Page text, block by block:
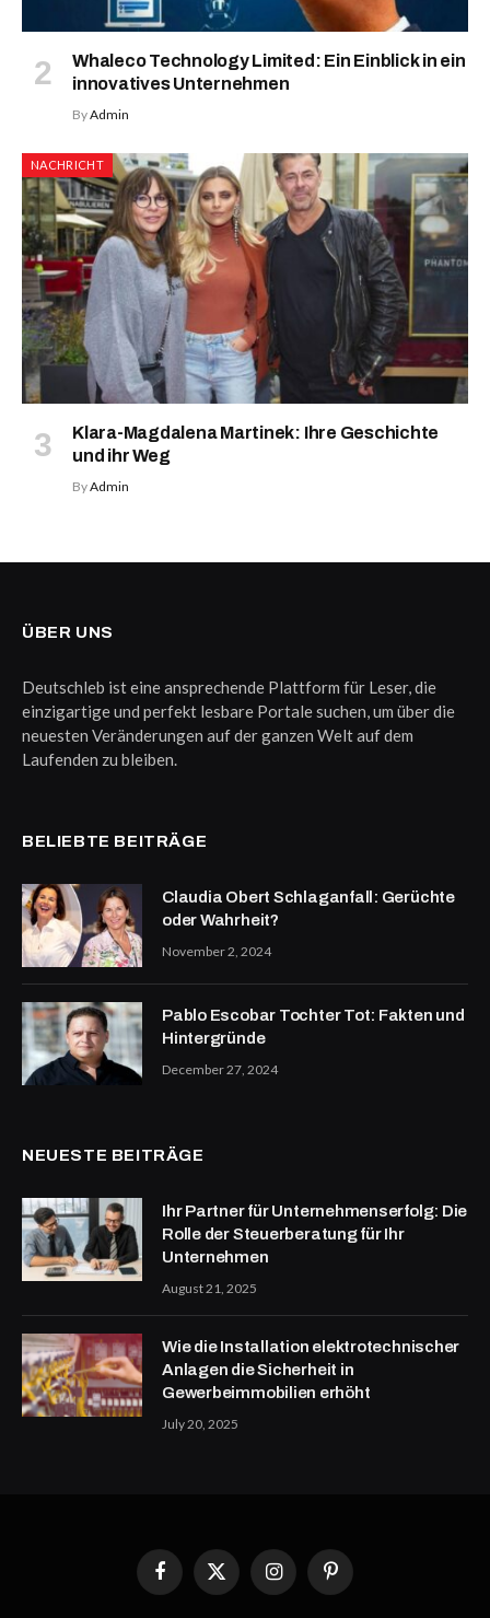
Whaleco Technology Limited: Ein Einblick in ein
innovatives Unternehmen
ByAdmin
NACHRICHT
Klara-Magdalena Martinek: Ihre Geschichte
und ihr Weg
ByAdmin
ÜBER UNS
Deutschleb ist eine ansprechende Plattform für Leser, die
einzigartige und perfekt lesbare Portale suchen, um über die
neuesten Veränderungen auf der ganzen Welt auf dem
Laufenden zu bleiben.
BELIEBTE BEITRÄGE
Claudia Obert Schlaganfall: Gerüchte
oder Wahrheit?
November 2, 2024
Pablo Escobar Tochter Tot: Fakten und
Hintergründe
December 27, 2024
NEUESTE BEITRÄGE
Ihr Partner für Unternehmenserfolg: Die
Rolle der Steuerberatung für Ihr
Unternehmen
August 21, 2025
Wie die Installation elektrotechnischer
Anlagen die Sicherheit in
Gewerbeimmobilien erhöht
July 20, 2025
FacebookX
(Twitter)
InstagramPinterest